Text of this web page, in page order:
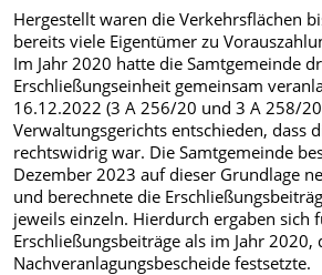
Hergestellt waren die Verkehrsflächen
bereits viele Eigentümer zu
Im Jahr 2020 hatte die Samtgemeinde
Erschließungseinheit gemeinsam
16.12.2022 (3 A 256/20 und 3 A 258/
Verwaltungsgerichts entschieden, dass
rechtswidrig war. Die Samtgemeinde
Dezember 2023 auf dieser Grundlage
und berechnete die
jeweils einzeln. Hierdurch ergaben sich
Erschließungsbeiträge als im Jahr
Nachveranlagungsbescheide festsetzte.